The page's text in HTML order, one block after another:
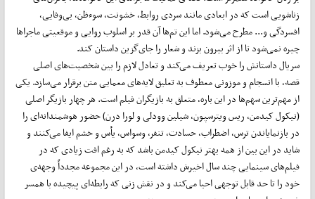
زناشویی است که در ابعادی مانند سردی روابط، خشونت، سوءظن، بی‌وفایی،
افسردگی و... مطرح می‌شود. اما این تم‌ها آن قدر بر اسلوب روایی و موقعیتی ماجراها
چیره نمی‌شود تا از اثر بیرون بزند و شعار را جای‌گزین داستان کند.
سریال داستانش را خوب تعریف می‌کند و تعادل لازم را بین شخصیت‌های اصلی
قصه، با انسجام و موزونی معطوف به تعلیق لایه‌های معمایی متن برقرار می‌سازد. یکی
از مهم‌ترین سهم‌ها در این باره، متعلق به بازیگران فیلم است. هر چهار بازیگر اصلی
(نیکول کیدمن، ریس ویترسپون، شیلین وودلی و لورا درن) حضور هوشمندانه‌ای را
در بازنمایاندن ترس، اضطراب، حسادت، تنفر، وسواس، یأس و خشم ایفا می‌کنند و
شاید در این بین از همه بهتر نیکول کیدمن باشد که به رغم افت زیادی که در
فیلم‌های سینمایی چند سال اخیرش داشته است، در این مجموعه مجدداً وجهه‌ی
خود را تا حد قابل توجهی احیا می‌کند و در نقش زنی که رابطه‌ای پیچیده با همسر